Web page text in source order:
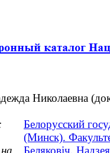
Николаевна
Белорусский
(Минск).